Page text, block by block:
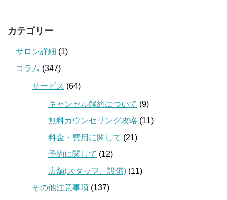
カテゴリー
サロン詳細 (1)
コラム (347)
サービス (64)
キャンセル解約について (9)
無料カウンセリング攻略 (11)
料金・費用に関して (21)
予約に関して (12)
店舗(スタッフ、設備) (11)
その他注意事項 (137)